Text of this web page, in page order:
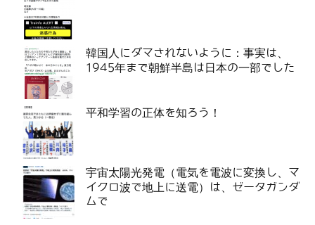
韓国人にダマされないように：事実は、
1945年まで朝鮮半島は日本の一部でした
平和学習の正体を知ろう！
宇宙太陽光発電（電気を電波に変換し、マ
イクロ波で地上に送電）は、ゼータガンダ
ムで